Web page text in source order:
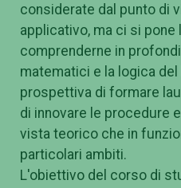
considerate dal punto di
applicativo, ma ci si pone
comprenderne in
matematici e la logica
prospettiva di formare
di innovare le procedure
vista teorico che in
particolari ambiti.
L'obiettivo del corso di